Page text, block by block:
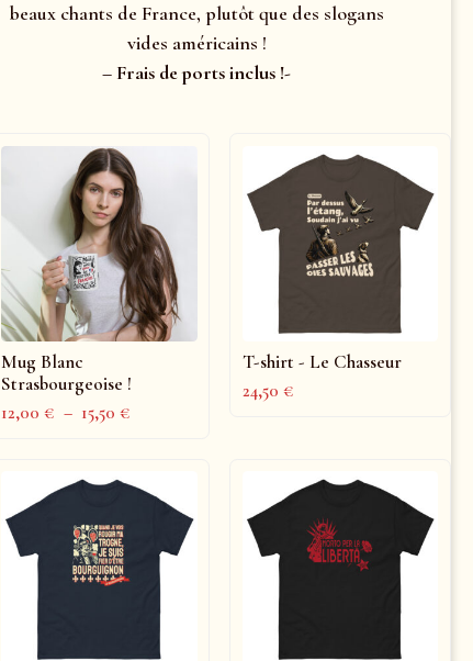
beaux chants de France, plutôt que des slogans
vides américains !
– Frais de ports inclus !-
Mug Blanc
Strasbourgeoise !
12,00€ – 15,50€
T-shirt - Le Chasseur
24,50€